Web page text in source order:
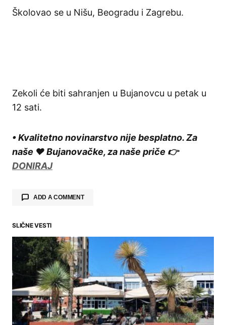
Školovao se u Nišu, Beogradu i Zagrebu.
Zekoli će biti sahranjen u Bujanovcu u petak u
12 sati.
• Kvalitetno novinarstvo nije besplatno. Za
naše ❤️ Bujanovačke, za naše priče 👉
DONIRAJ
ADD A COMMENT
Your email address will not be published.
Required fields are marked*
Comment*
SLIČNE VESTI